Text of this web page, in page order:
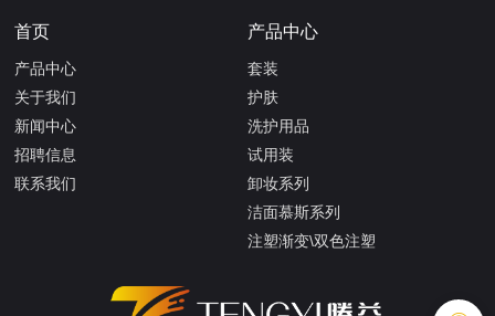
首页
产品中心
关于我们
新闻中心
招聘信息
联系我们
产品中心
套装
护肤
洗护用品
试用装
卸妆系列
洁面慕斯系列
注塑渐变\双色注塑